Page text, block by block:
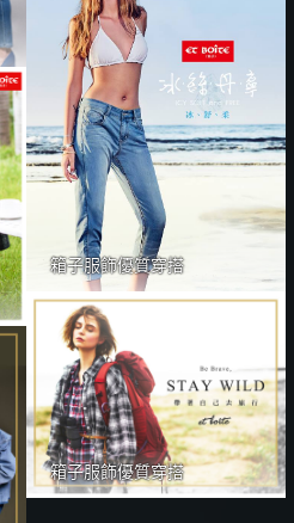
箱子服飾優質穿搭
箱子服飾優質穿搭